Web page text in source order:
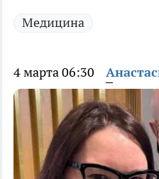
Медицина
4 марта 06:30